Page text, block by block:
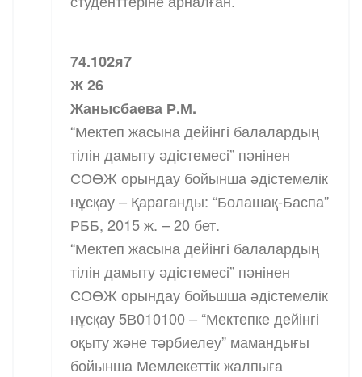
74.102я7
Ж 26
Жанысбаева Р.М.
“Мектеп жасына дейінгі балалардың
тілін дамыту әдістемесі” пәнінен
СОӨЖ орындау бойынша әдістемелік
нұсқау – Қараганды: “Болашақ-Баспа”
РББ, 2015 ж. – 20 бет.
“Мектеп жасына дейінгі балалардың
тілін дамыту әдістемесі” пәнінен
СОӨЖ орындау бойьшша әдістемелік
нұсқау 5В010100 – “Мектепке дейінгі
оқыту және тәрбиелеу” мамандығы
бойынша Мемлекеттік жалпыға